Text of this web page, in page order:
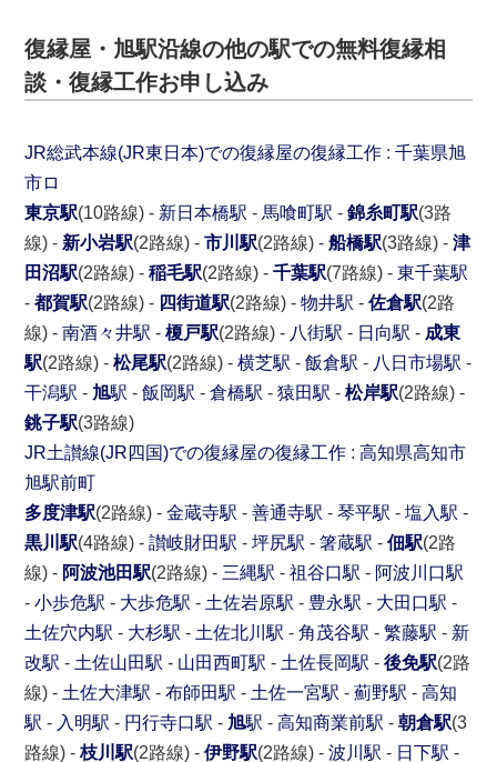
復縁屋・旭駅沿線の他の駅での無料復縁相
談・復縁工作お申し込み
JR総武本線(JR東日本)での復縁屋の復縁工作 :千葉県旭
市ロ
東京駅(10路線) - 新日本橋駅 - 馬喰町駅 -錦糸町駅(3路
線) - 新小岩駅(2路線) -市川駅(2路線) -船橋駅(3路線) -津
田沼駅(2路線) -稲毛駅(2路線) -千葉駅(7路線) -東千葉駅
-都賀駅(2路線) - 四街道駅(2路線) -物井駅 -佐倉駅(2路
線) -南酒々井駅 -榎戸駅(2路線) - 八街駅 - 日向駅 - 成東
駅(2路線) -松尾駅(2路線) -横芝駅 -飯倉駅 - 八日市場駅 -
干潟駅 - 旭駅 -飯岡駅 -倉橋駅 -猿田駅 -松岸駅(2路線) -
銚子駅(3路線)
JR土讃線(JR四国)での復縁屋の復縁工作 :高知県高知市
旭駅前町
多度津駅(2路線) -金蔵寺駅 -善通寺駅 -琴平駅 -塩入駅 -
黒川駅(4路線) -讃岐財田駅 -坪尻駅 -箸蔵駅 -佃駅(2路
線) - 阿波池田駅(2路線) - 三縄駅 -祖谷口駅 - 阿波川口駅
-小歩危駅 - 大歩危駅 - 土佐岩原駅 - 豊永駅 - 大田口駅 -
土佐穴内駅 - 大杉駅 - 土佐北川駅 -角茂谷駅 -繁藤駅 - 新
改駅 - 土佐山田駅 - 山田西町駅 - 土佐長岡駅 -後免駅(2路
線) - 土佐大津駅 -布師田駅 - 土佐一宮駅 -薊野駅 -高知
駅 - 入明駅 - 円行寺口駅 - 旭駅 -高知商業前駅 -朝倉駅(3
路線) -枝川駅(2路線) -伊野駅(2路線) -波川駅 - 日下駅 -